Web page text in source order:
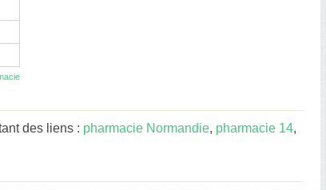
des liens : pharmacie Normandie, pharmacie 14,